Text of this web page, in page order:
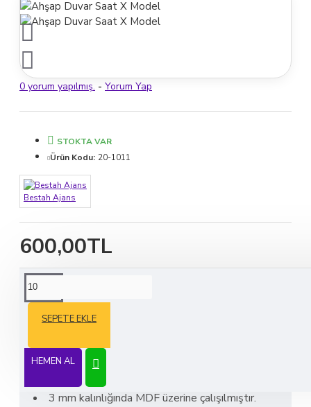
0 yorum yapılmış. - Yorum Yap
600,00TL
STOKTA VAR
Ürün Kodu: 20-1011
Bestah Ajans
SEPETE EKLE
HEMEN AL
3 mm kalınlığında MDF üzerine çalışılmıştır.